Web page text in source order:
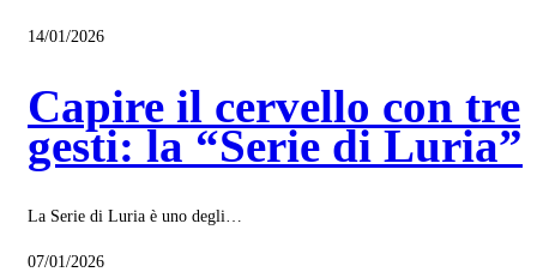
14/01/2026
Capire il cervello con tre
gesti: la “Serie di Luria”
La Serie di Luria è uno degli…
07/01/2026